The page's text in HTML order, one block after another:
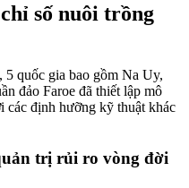
số nuôi trồng
5 quốc gia bao gồm Na Uy,
đảo Faroe đã thiết lập mô
các định hưỡng kỹ thuật khác
trị rủi ro vòng đời